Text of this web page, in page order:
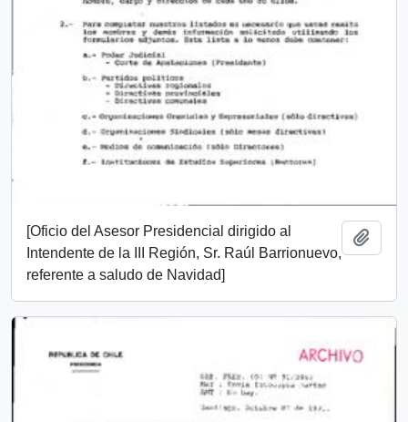
[Oficio del Asesor Presidencial dirigido al
Intendente de la III Región, Sr. Raúl Barrionuevo,
referente a saludo de Navidad]